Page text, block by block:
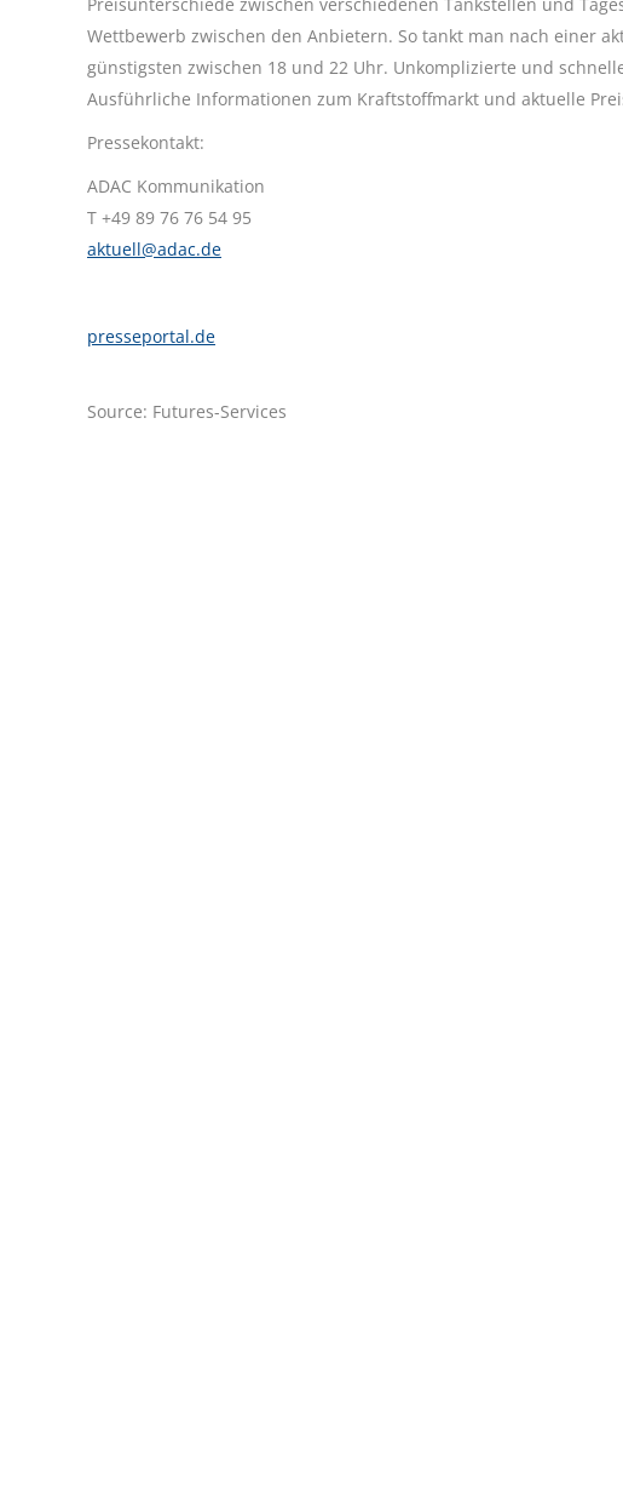
Wettbewerb zwischen den Anbietern. So tankt man nach einer
günstigsten zwischen 18 und 22 Uhr. Unkomplizierte und
Ausführliche Informationen zum Kraftstoffmarkt und aktuelle
Pressekontakt:
ADAC Kommunikation
T +49 89 76 76 54 95
aktuell@adac.de
presseportal.de
Source: Futures-Services